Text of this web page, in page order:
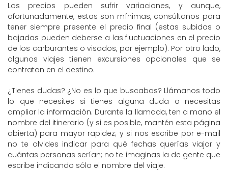
Los precios pueden sufrir variaciones, y aunque,
afortunadamente, estas son mínimas, consúltanos para
tener siempre presente el precio final (estas subidas o
bajadas pueden deberse a las fluctuaciones en el precio
de los carburantes o visados, por ejemplo). Por otro lado,
algunos viajes tienen excursiones opcionales que se
contratan en el destino.
¿Tienes dudas? ¿No es lo que buscabas? Llámanos todo
lo que necesites si tienes alguna duda o necesitas
ampliar la información. Durante la llamada, ten a mano el
nombre del itinerario (y si es posible, mantén esta página
abierta) para mayor rapidez; y si nos escribe por e-mail
no te olvides indicar para qué fechas querías viajar y
cuántas personas serían; no te imaginas la de gente que
escribe indicando sólo el nombre del viaje.